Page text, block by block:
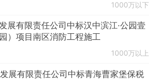
1000万以下
展有限责任公司中标汉中滨江·公园壹
）项目南区消防工程施工
1000万以上
展有限责任公司中标青海曹家堡保税